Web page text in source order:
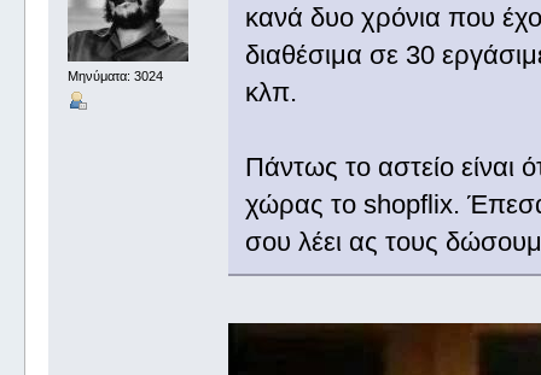
Μηνύματα: 3024
κανά δυο χρόνια που
διαθέσιμα σε 30
κλπ.
Πάντως το αστείο είναι
χώρας το shopflix.
σου λέει ας τους